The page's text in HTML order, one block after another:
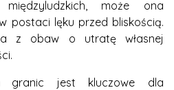
międzyludzkich, może ona
postaci lęku przed bliskością.
z obaw o utratę własnej
granic jest kluczowe dla